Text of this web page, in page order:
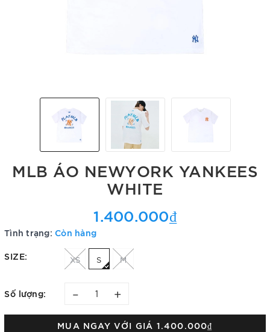
MLB ÁO NEWYORK YANKEES
WHITE
1.400.000₫
Tình trạng: Còn hàng
SIZE: XS S M
Số lượng: – +
MUA NGAY VỚI GIÁ 1.400.000₫